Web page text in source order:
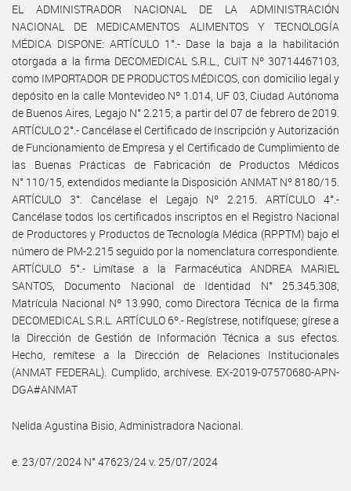
EL ADMINISTRADOR NACIONAL DE LA ADMINISTRACIÓN
NACIONAL DE MEDICAMENTOS ALIMENTOS Y TECNOLOGÍA
MÉDICA DISPONE: ARTÍCULO 1°.- Dase la baja a la habilitación
otorgada a la firma DECOMEDICAL S.R.L., CUIT Nº 30714467103,
como IMPORTADOR DE PRODUCTOS MÉDICOS, con domicilio legal y
depósito en la calle Montevideo Nº 1.014, UF 03, Ciudad Autónoma
de Buenos Aires, Legajo N° 2.215; a partir del 07 de febrero de 2019.
ARTÍCULO 2°.- Cancélase el Certificado de Inscripción y Autorización
de Funcionamiento de Empresa y el Certificado de Cumplimiento de
las Buenas Prácticas de Fabricación de Productos Médicos
N° 110/15, extendidos mediante la Disposición ANMAT Nº 8180/15.
ARTÍCULO 3°. Cancélase el Legajo Nº 2.215. ARTÍCULO 4°.-
Cancélase todos los certificados inscriptos en el Registro Nacional
de Productores y Productos de Tecnología Médica (RPPTM) bajo el
número de PM-2.215 seguido por la nomenclatura correspondiente.
ARTÍCULO 5°.- Limítase a la Farmacéutica ANDREA MARIEL
SANTOS, Documento Nacional de Identidad N° 25.345.308,
Matrícula Nacional Nº 13.990, como Directora Técnica de la firma
DECOMEDICAL S.R.L. ARTÍCULO 6º.- Regístrese, notifíquese; gírese a
la Dirección de Gestión de Información Técnica a sus efectos.
Hecho, remítese a la Dirección de Relaciones Institucionales
(ANMAT FEDERAL). Cumplido, archívese. EX-2019-07570680-APN-
DGA#ANMAT
Nelida Agustina Bisio, Administradora Nacional.
e. 23/07/2024 N° 47623/24 v. 25/07/2024